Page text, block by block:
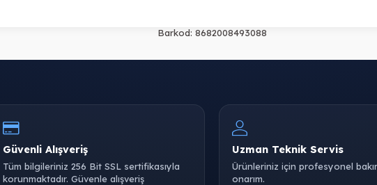
Barkod: 8682008493088
Güvenli Alışveriş
Tüm bilgileriniz 256 Bit SSL sertifikasıyla
korunmaktadır. Güvenle alışveriş
Uzman Teknik Servis
Ürünleriniz için profesyonel
onarım.